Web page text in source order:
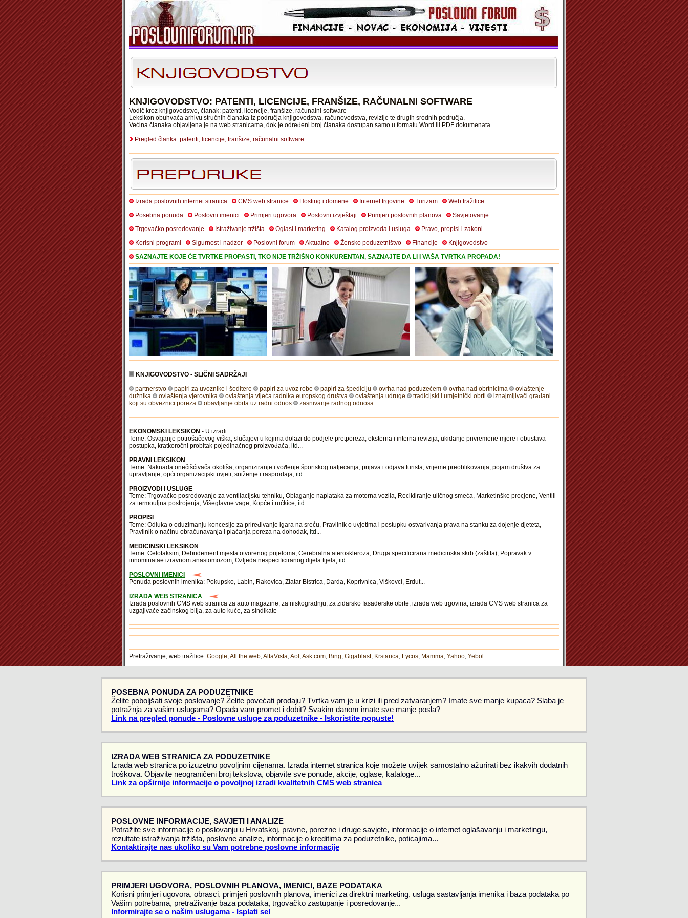
KNJIGOVODSTVO: PATENTI, LICENCIJE, FRANŠIZE, RAČUNALNI SOFTWARE
Vodič kroz knjigovodstvo, članak: patenti, licencije, franšize, računalni software
Leksikon obuhvaća arhivu stručnih članaka iz područja knjigovodstva, računovodstva, revizije te drugih srodnih područja.
Većina članaka objavljena je na web stranicama, dok je određeni broj članaka dostupan samo u formatu Word ili PDF dokumenata.
Pregled članka: patenti, licencije, franšize, računalni software
Izrada poslovnih internet stranica CMS web stranice Hosting i domene Internet trgovine Turizam
Web tražilice
Posebna ponuda
Poslovni imenici Primjeri ugovora Poslovni izvještaji Primjeri poslovnih planova
Savjetovanje
Trgovačko posredovanje
Istraživanje tržišta Oglasi i marketing Katalog proizvoda i usluga
Pravo, propisi i zakoni
Korisni programi
Sigurnost i nadzor Poslovni forum Aktualno Žensko poduzetništvo Financije
Knjigovodstvo
SAZNAJTE KOJE ĆE TVRTKE PROPASTI, TKO NIJE TRŽIŠNO KONKURENTAN, SAZNAJTE DA LI I VAŠA TVRTKA PROPADA!
KNJIGOVODSTVO - SLIČNI SADRŽAJI
partnerstvo
papiri za uvoznike i šeditere papiri za uvoz robe papiri za špediciju ovrha nad poduzećem ovrha nad obrtnicima
ovlaštenje
dužnika
ovlaštenja vjerovnika ovlaštenja vijeća radnika europskog društva ovlaštenja udruge tradicijski i umjetnički obrti
iznajmljivači građani
koji su obveznici poreza
obavljanje obrta uz radni odnos zasnivanje radnog odnosa
EKONOMSKI LEKSIKON - U izradi
Teme: Osvajanje potrošačevog viška, slučajevi u kojima dolazi do podjele pretporeza, eksterna i interna revizija, ukidanje privremene mjere i obustava
postupka, kratkoročni probitak pojedinačnog proizvođača, itd ...
PRAVNI LEKSIKON
Teme: Naknada onečišćivača okoliša, organiziranje i vođenje športskog natjecanja, prijava i odjava turista, vrijeme preoblikovanja, pojam društva za
upravljanje, opći organizacijski uvjeti, sniženje i rasprodaja, itd ...
PROIZVODI I USLUGE
Teme: Trgovačko posredovanje za ventilacijsku tehniku, Oblaganje naplataka za motorna vozila, Recikliranje uličnog smeća, Marketinške procjene, Ventili
za termouljna postrojenja, Višeglavne vage, Kopče i ručkice, itd ...
PROPISI
Teme: Odluka o oduzimanju koncesije za priređivanje igara na sreću, Pravilnik o uvjetima i postupku ostvarivanja prava na stanku za dojenje djeteta,
Pravilnik o načinu obračunavanja i plaćanja poreza na dohodak, itd ...
MEDICINSKI LEKSIKON
Teme: Cefotaksim, Debridement mjesta otvorenog prijeloma, Cerebralna ateroskleroza, Druga specificirana medicinska skrb (zaštita), Popravak v.
innominatae izravnom anastomozom, Ozljeda nespecificiranog dijela tijela, itd ...
POSLOVNI IMENICI
Ponuda poslovnih imenika: Pokupsko, Labin, Rakovica, Zlatar Bistrica, Darda, Koprivnica, Viškovci, Erdut...
IZRADA WEB STRANICA
Izrada poslovnih CMS web stranica za auto magazine, za niskogradnju, za zidarsko fasaderske obrte, izrada web trgovina, izrada CMS web stranica za
uzgajivače začinskog bilja, za auto kuće, za sindikate
Pretraživanje, web tražilice: Google,All the web,AltaVista,Aol ,Ask.com, Bing, Gigablast, Krstarica, Lycos, Mamma, Yahoo, Yebol
POSEBNA PONUDA ZA PODUZETNIKE
Želite poboljšati svoje poslovanje? Želite povećati prodaju? Tvrtka vam je u krizi ili pred zatvaranjem? Imate sve manje kupaca? Slaba je
potražnja za vašim uslugama? Opada vam promet i dobit? Svakim danom imate sve manje posla?
Link na pregled ponude - Poslovne usluge za poduzetnike - Iskoristite popuste!
IZRADA WEB STRANICA ZA PODUZETNIKE
Izrada web stranica po izuzetno povoljnim cijenama. Izrada internet stranica koje možete uvijek samostalno ažurirati bez ikakvih dodatnih
troškova. Objavite neograničeni broj tekstova, objavite sve ponude, akcije, oglase, kataloge...
Link za opširnije informacije o povoljnoj izradi kvalitetnih CMS web stranica
POSLOVNE INFORMACIJE, SAVJETI I ANALIZE
Potražite sve informacije o poslovanju u Hrvatskoj, pravne, porezne i druge savjete, informacije o internet oglašavanju i marketingu,
rezultate istraživanja tržišta, poslovne analize, informacije o kreditima za poduzetnike, poticajima...
Kontaktirajte nas ukoliko su Vam potrebne poslovne informacije
PRIMJERI UGOVORA, POSLOVNIH PLANOVA, IMENICI, BAZE PODATAKA
Korisni primjeri ugovora, obrasci, primjeri poslovnih planova, imenici za direktni marketing, usluga sastavljanja imenika i baza podataka po
Vašim potrebama, pretraživanje baza podataka, trgovačko zastupanje i posredovanje...
Informirajte se o našim uslugama - Isplati se!